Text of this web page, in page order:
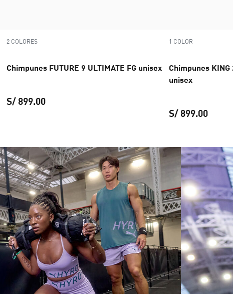
2 COLORES
Chimpunes FUTURE 9 ULTIMATE FG unisex
S/ 899.00
1 COLOR
Chimpunes KING
unisex
S/ 899.00